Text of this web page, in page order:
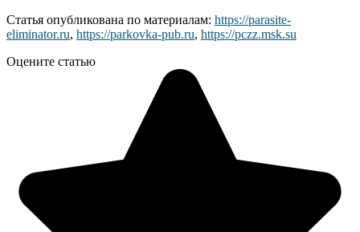
Статья опубликована по материалам: https://parasite-
eliminator.ru, https://parkovka-pub.ru, https://pczz.msk.su
Оцените статью